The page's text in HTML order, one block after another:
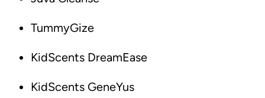
TummyGize
KidScents DreamEase
KidScents GeneYus